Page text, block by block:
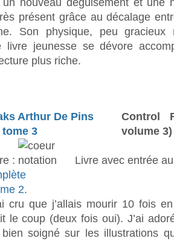
un nouveau déguisement et une
présent grâce au décalage
Son physique, peu
livre jeunesse se dévore
plus riche.
Control
volume
:
Livre avec entrée
2.
cru que j’allais mourir 10 fois
le coup (deux fois oui). J’ai
soigné sur les illustrations